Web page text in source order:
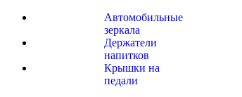
Автомобильные
зеркала
Держатели
напитков
Крышки на
педали